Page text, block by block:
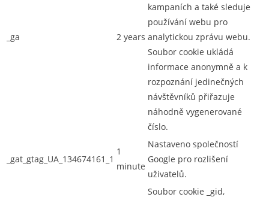
_ga 2 years
kampaních a také sleduje
používání webu pro
analytickou zprávu webu.
Soubor cookie ukládá
informace anonymně a k
rozpoznání jedinečných
návštěvníků přiřazuje
náhodně vygenerované
číslo.
_gat_gtag_UA_134674161_1
1
minute
Nastaveno společností
Google pro rozlišení
uživatelů.
Soubor cookie _gid,